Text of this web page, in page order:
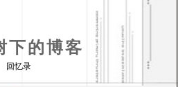
下的博客
回忆录